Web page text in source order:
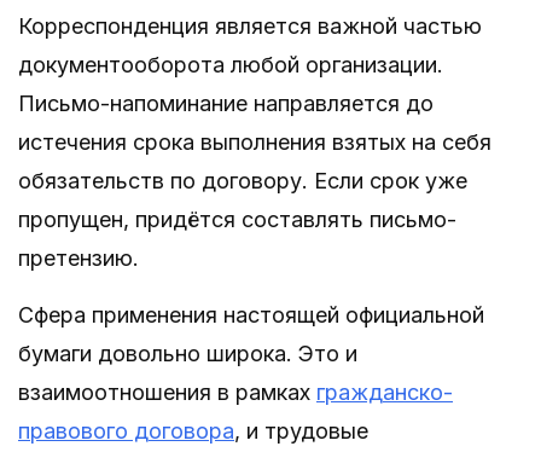
Корреспонденция является важной частью
документооборота любой организации.
Письмо-напоминание направляется до
истечения срока выполнения взятых на себя
обязательств по договору. Если срок уже
пропущен, придётся составлять письмо-
претензию.
Сфера применения настоящей официальной
бумаги довольно широка. Это и
взаимоотношения в рамках гражданско-
правового договора, и трудовые